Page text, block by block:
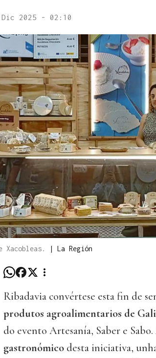
2025 - 02:10
Xacobleas. | La Región
Ribadavia convértese esta fin de
produtos agroalimentarios de
do evento Artesanía, Saber e Sabo.
gastronómico desta iniciativa,